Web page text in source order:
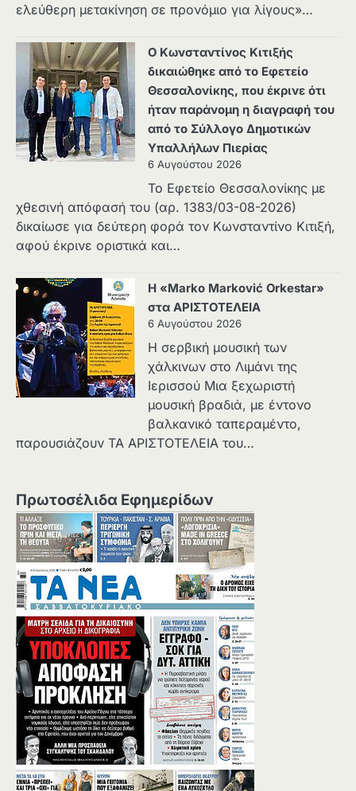
ελεύθερη μετακίνηση σε προνόμιο για λίγους»…
Ο Κωνσταντίνος Κιτιξής
δικαιώθηκε από το Εφετείο
Θεσσαλονίκης, που έκρινε ότι
ήταν παράνομη η διαγραφή του
από το Σύλλογο Δημοτικών
Υπαλλήλων Πιερίας
6 Αυγούστου 2026
Το Εφετείο Θεσσαλονίκης με
χθεσινή απόφασή του (αρ. 1383/03-08-2026)
δικαίωσε για δεύτερη φορά τον Κωνσταντίνο Κιτιξή,
αφού έκρινε οριστικά και…
Η «Marko Marković Orkestar»
στα ΑΡΙΣΤΟΤΕΛΕΙΑ
6 Αυγούστου 2026
Η σερβική μουσική των
χάλκινων στο Λιμάνι της
Ιερισσού Μια ξεχωριστή
μουσική βραδιά, με έντονο
βαλκανικό ταπεραμέντο,
παρουσιάζουν ΤΑ ΑΡΙΣΤΟΤΕΛΕΙΑ του…
Πρωτοσέλιδα Εφημερίδων